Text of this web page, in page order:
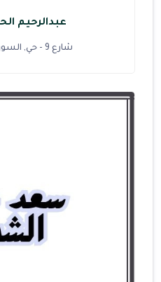
عبدالرحيم
شارع 9 - حي, السوق، الدمام 32242